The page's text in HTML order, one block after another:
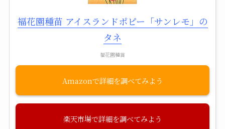
福花園種苗 アイスランドポピー「サンレモ」の
タネ
福花園種苗
Amazon
楽天市場